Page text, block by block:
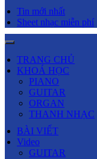
Tin mới nhất
Sheet nhạc miễn phí
TRANG CHỦ
KHOÁ HỌC
PIANO
GUITAR
ORGAN
THANH NHẠC
BÀI VIẾT
Video
GUITAR